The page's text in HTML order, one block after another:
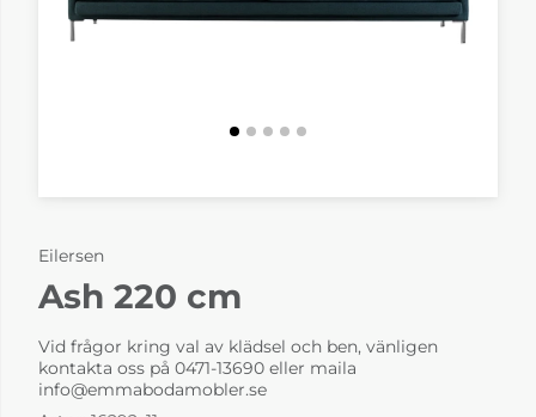
Eilersen
Ash 220 cm
Vid frågor kring val av klädsel och ben, vänligen
kontakta oss på 0471-13690 eller maila
info@emmabodamobler.se